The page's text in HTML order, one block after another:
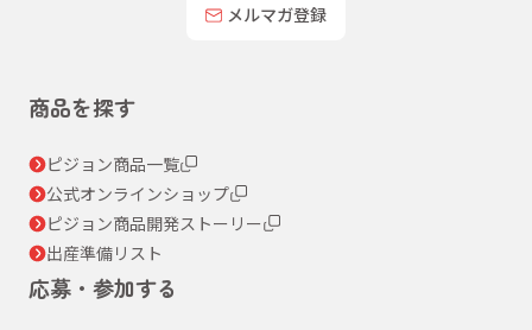
メルマガ登録
商品を探す
ピジョン商品一覧
公式オンラインショップ
ピジョン商品開発ストーリー
出産準備リスト
応募・参加する